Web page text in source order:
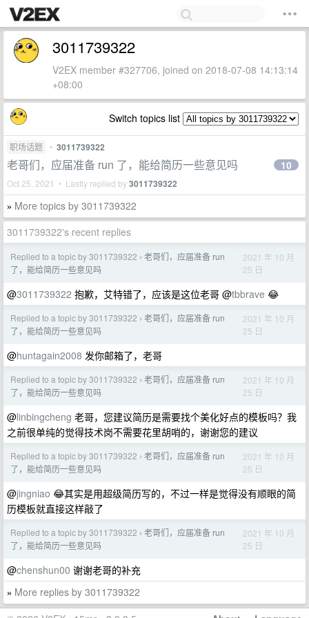
3011739322
V2EX member #327706, joined on 2018-07-08 14:13:14
+08:00
Switch topics list
职场话题 • 3011739322
老哥们，应届准备 run 了，能给简历一些意见吗
Oct 25, 2021 • Lastly replied by3011739322
10
» More topics by 3011739322
3011739322's recent replies
Replied to a topic by 3011739322 › 老哥们，应届准备 run
了，能给简历一些意见吗
2021 年 10 月
25 日
@3011739322 抱歉，艾特错了，应该是这位老哥 @tbbrave 😂
Replied to a topic by 3011739322 › 老哥们，应届准备 run
了，能给简历一些意见吗
2021 年 10 月
25 日
@huntagain2008 发你邮箱了，老哥
Replied to a topic by 3011739322 › 老哥们，应届准备 run
了，能给简历一些意见吗
2021 年 10 月
25 日
@linbingcheng 老哥，您建议简历是需要找个美化好点的模板吗？我
之前很单纯的觉得技术岗不需要花里胡哨的，谢谢您的建议
Replied to a topic by 3011739322 › 老哥们，应届准备 run
了，能给简历一些意见吗
2021 年 10 月
25 日
@jingniao 😂其实是用超级简历写的，不过一样是觉得没有顺眼的简
历模板就直接这样敲了
Replied to a topic by 3011739322 › 老哥们，应届准备 run
了，能给简历一些意见吗
2021 年 10 月
25 日
@chenshun00 谢谢老哥的补充
» More replies by 3011739322